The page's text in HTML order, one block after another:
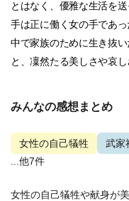
とはなく、優雅な生活を
手は正に働く女の手であ
中で家族のために生き抜
と、凜然たる美しさや哀
みんなの感想まとめ
女性の自己犠牲 武家
...他7件
女性の自己犠牲や献身が